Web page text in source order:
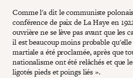
Comme l'a dit le communiste
conférence de paix de La Haye en
ouvrière ne se lève pas avant que les
il est beaucoup moins probable
martiale a été proclamée, après que
nationalisme ont été relâchés et que
ligotés pieds et poings liés ».